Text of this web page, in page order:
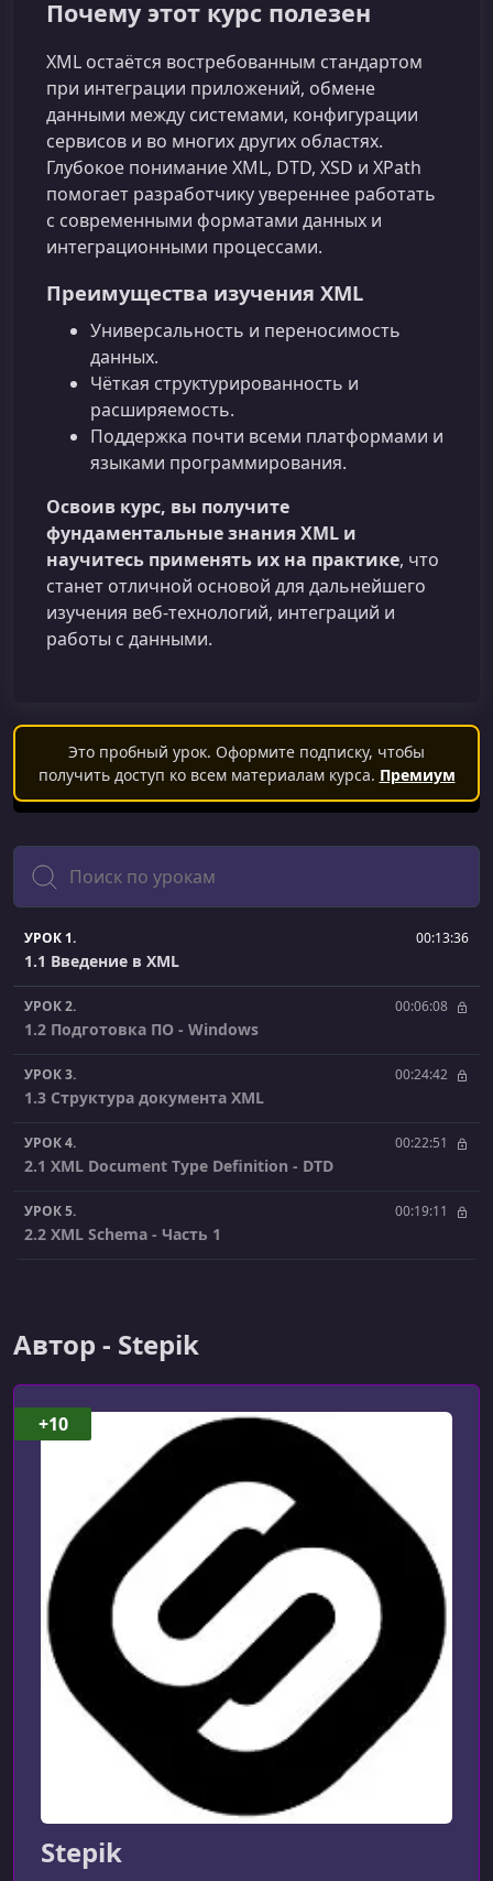
Почему этот курс полезен
XML остаётся востребованным стандартом
при интеграции приложений, обмене
данными между системами, конфигурации
сервисов и во многих других областях.
Глубокое понимание XML, DTD, XSD и XPath
помогает разработчику увереннее работать
с современными форматами данных и
интеграционными процессами.
Преимущества изучения XML
Универсальность и переносимость
данных.
Чёткая структурированность и
расширяемость.
Поддержка почти всеми платформами и
языками программирования.
Освоив курс, вы получите
фундаментальные знания XML и
научитесь применять их на практике, что
станет отличной основой для дальнейшего
изучения веб‑технологий, интеграций и
работы с данными.
Это пробный урок. Оформите подписку, чтобы
получить доступ ко всем материалам курса. Премиум
Поиск
УРОК 1. 00:13:36
1.1 Введение в XML
УРОК 2. 00:06:08
1.2 Подготовка ПО - Windows
УРОК 3. 00:24:42
1.3 Структура документа XML
УРОК 4. 00:22:51
2.1 XML Document Type Definition - DTD
УРОК 5. 00:19:11
2.2 XML Schema - Часть 1
УРОК 7.
Автор - Stepik
Stepik
+10